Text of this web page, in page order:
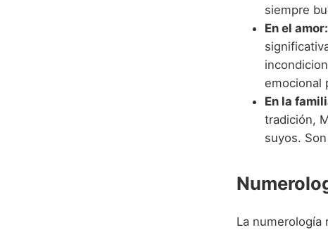
siempre
En el amor:
emocional
En la
tradición,
suyos.
La numerología